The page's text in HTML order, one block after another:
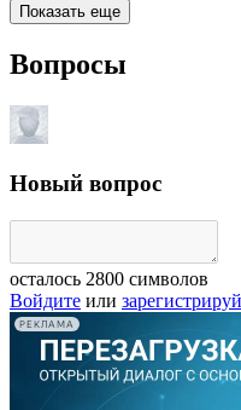
Показать еще
Вопросы
Новый вопрос
осталось 2800 символов
Войдите или
РЕКЛАМА